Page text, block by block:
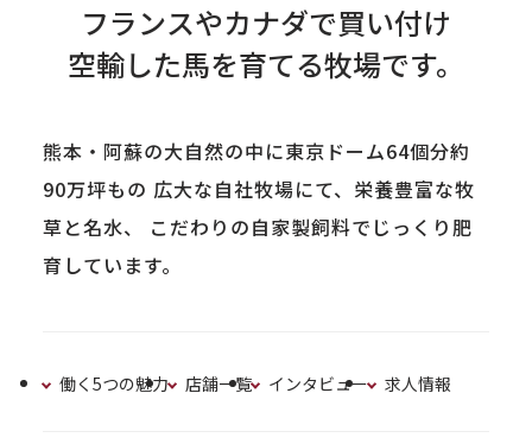
フランスやカナダで買い付け
空輸した馬を育てる牧場です。
熊本・阿蘇の大自然の中に東京ドーム64個分約
90万坪もの 広大な自社牧場にて、栄養豊富な牧
草と名水、
こだわりの自家製飼料でじっくり肥
育しています。
働く5つの魅力 店舗一覧 インタビュー 求人情報